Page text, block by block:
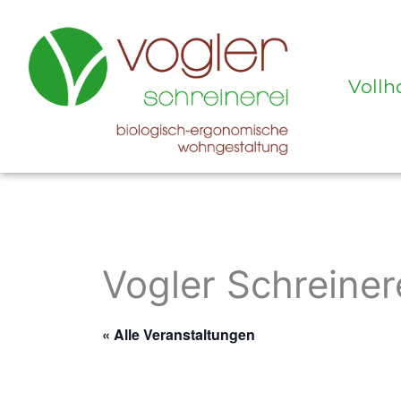
springen
Vogler
« Alle Veranstaltungen